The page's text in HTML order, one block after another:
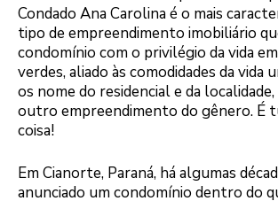
Condado Ana Carolina é o mais
tipo de empreendimento imobiliário
condomínio com o privilégio da vida
verdes, aliado às comodidades da vida
os nome do residencial e da
outro empreendimento do gênero. É
coisa!
Em Cianorte, Paraná, há algumas
anunciado um condomínio dentro do